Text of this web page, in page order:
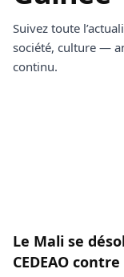
Suivez toute
société, culture —
continu.
Le Mali se
CEDEAO